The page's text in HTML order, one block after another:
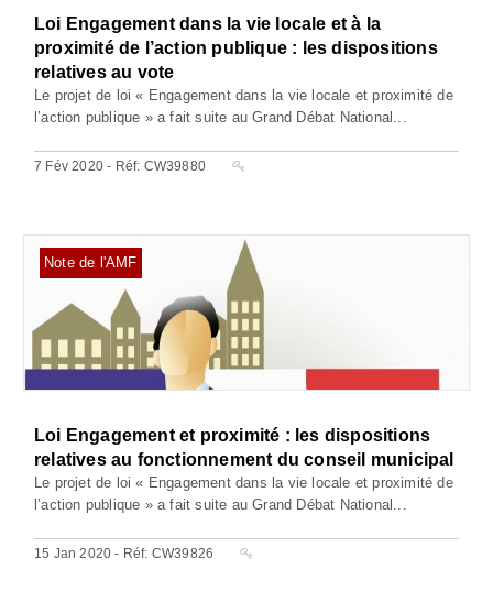
Loi Engagement dans la vie locale et à la
proximité de l’action publique : les dispositions
relatives au vote
Le projet de loi « Engagement dans la vie locale et proximité de
l’action publique » a fait suite au Grand Débat National...
7 Fév 2020 - Réf: CW39880
Note de l'AMF
Loi Engagement et proximité : les dispositions
relatives au fonctionnement du conseil municipal
Le projet de loi « Engagement dans la vie locale et proximité de
l’action publique » a fait suite au Grand Débat National...
15 Jan 2020 - Réf: CW39826